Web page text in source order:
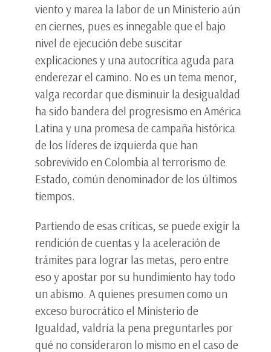
viento y marea la labor de un Ministerio aún
en ciernes, pues es innegable que el bajo
nivel de ejecución debe suscitar
explicaciones y una autocrítica aguda para
enderezar el camino. No es un tema menor,
valga recordar que disminuir la desigualdad
ha sido bandera del progresismo en América
Latina y una promesa de campaña histórica
de los líderes de izquierda que han
sobrevivido en Colombia al terrorismo de
Estado, común denominador de los últimos
tiempos.
Partiendo de esas críticas, se puede exigir la
rendición de cuentas y la aceleración de
trámites para lograr las metas, pero entre
eso y apostar por su hundimiento hay todo
un abismo. A quienes presumen como un
exceso burocrático el Ministerio de
Igualdad, valdría la pena preguntarles por
qué no consideraron lo mismo en el caso de